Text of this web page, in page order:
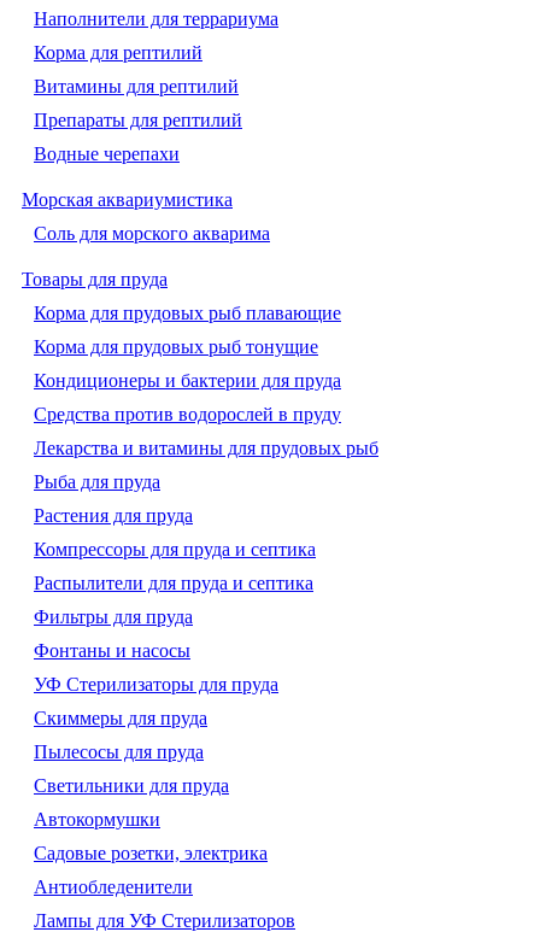
Наполнители для террариума
Корма для рептилий
Витамины для рептилий
Препараты для рептилий
Водные черепахи
Морская аквариумистика
Соль для морского акварима
Товары для пруда
Корма для прудовых рыб плавающие
Корма для прудовых рыб тонущие
Кондиционеры и бактерии для пруда
Средства против водорослей в пруду
Лекарства и витамины для прудовых рыб
Рыба для пруда
Растения для пруда
Компрессоры для пруда и септика
Распылители для пруда и септика
Фильтры для пруда
Фонтаны и насосы
УФ Стерилизаторы для пруда
Скиммеры для пруда
Пылесосы для пруда
Светильники для пруда
Автокормушки
Садовые розетки, электрика
Антиобледенители
Лампы для УФ Стерилизаторов